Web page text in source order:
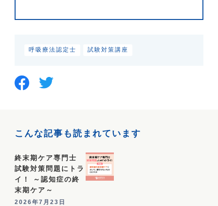
呼吸療法認定士 試験対策講座
こんな記事も読まれています
終末期ケア専門士
試験対策問題にトラ
イ！ ～認知症の終
末期ケア～
2026年7月23日